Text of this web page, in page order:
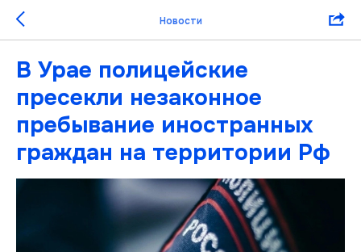
Новости
В Урае полицейские
пресекли незаконное
пребывание иностранных
граждан на территории Рф